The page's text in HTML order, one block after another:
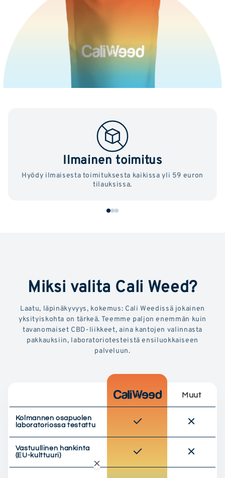
Ilmainen toimitus
Hyödy ilmaisesta toimituksesta kaikissa yli 59 euron
tilauksissa.
Miksi valita Cali Weed?
Laatu, läpinäkyvyys, kokemus: Cali Weedissä jokainen
yksityiskohta on tärkeä. Teemme paljon enemmän kuin
tavanomaiset CBD-liikkeet, aina kantojen valinnasta
pakkauksiin, laboratoriotesteistä ensiluokkaiseen
palveluun.
Muut
Kolmannen osapuolen
laboratoriossa testattu
Vastuullinen hankinta
(EU-kulttuuri)